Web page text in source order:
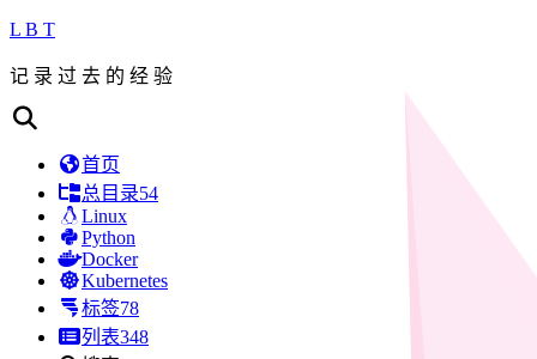
L B T
记 录 过 去 的 经 验
首页
总目录54
Linux
Python
Docker
Kubernetes
标签78
列表348